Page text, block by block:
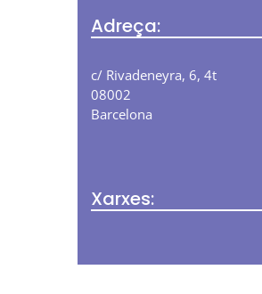
dI
Adreça:
c/ Rivadeneyra, 6, 4t
08002
Barcelona
Xarxes: